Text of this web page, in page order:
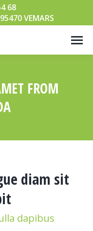
68
VEMARS
FROM
diam sit
dapibus